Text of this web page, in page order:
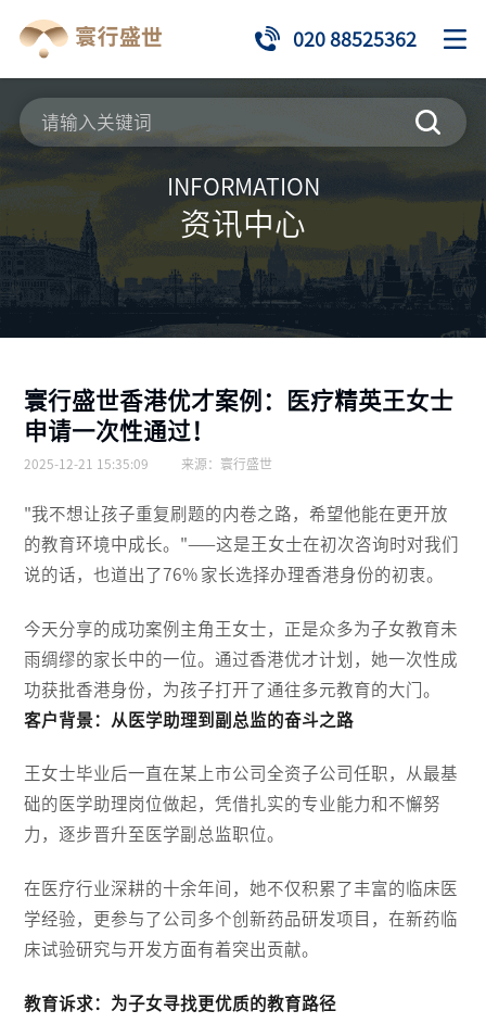
020 88525362
INFORMATION
资讯中心
寰行盛世香港优才案例：医疗精英王女士
申请一次性通过！
2025-12-21 15:35:09 来源： 寰行盛世
"我不想让孩子重复刷题的内卷之路，希望他能在更开放
的教育环境中成长。"——这是王女士在初次咨询时对我们
说的话，也道出了76% 家长选择办理香港身份的初衷。
今天分享的成功案例主角王女士，正是众多为子女教育未
雨绸缪的家长中的一位。通过香港优才计划，她一次性成
功获批香港身份，为孩子打开了通往多元教育的大门。
客户背景：从医学助理到副总监的奋斗之路
王女士毕业后一直在某上市公司全资子公司任职，从最基
础的医学助理岗位做起，凭借扎实的专业能力和不懈努
力，逐步晋升至医学副总监职位。
在医疗行业深耕的十余年间，她不仅积累了丰富的临床医
学经验，更参与了公司多个创新药品研发项目，在新药临
床试验研究与开发方面有着突出贡献。
教育诉求：为子女寻找更优质的教育路径